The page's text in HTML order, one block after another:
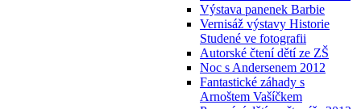
Výstava panenek Barbie
Vernisáž výstavy Historie
Studené ve fotografii
Autorské čtení dětí ze ZŠ
Noc s Andersenem 2012
Fantastické záhady s
Arnoštem Vašíčkem